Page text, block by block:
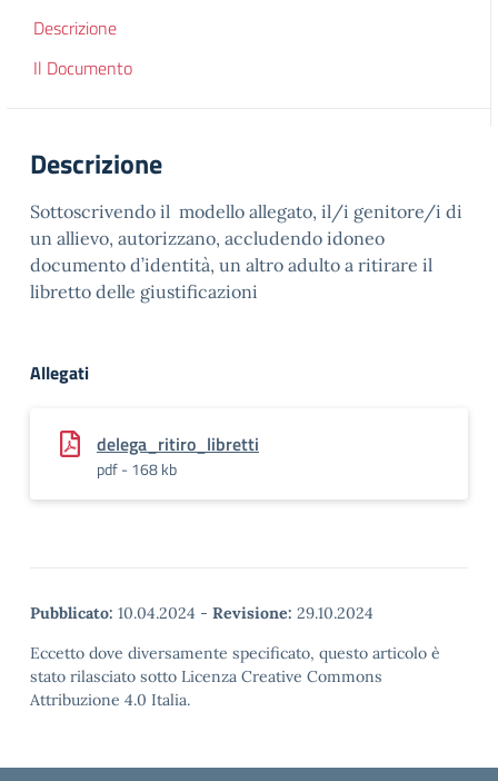
Descrizione
Il Documento
Descrizione
Sottoscrivendo il modello allegato, il/i genitore/i di
un allievo, autorizzano, accludendo idoneo
documento d’identità, un altro adulto a ritirare il
libretto delle giustificazioni
Allegati
delega_ritiro_libretti
pdf - 168 kb
Pubblicato: 10.04.2024 - Revisione: 29.10.2024
Eccetto dove diversamente specificato, questo articolo è
stato rilasciato sotto Licenza Creative Commons
Attribuzione 4.0 Italia.